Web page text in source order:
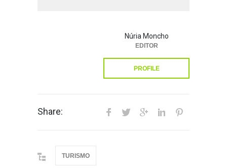
Núria Moncho
EDITOR
PROFILE
Share:
TURISMO